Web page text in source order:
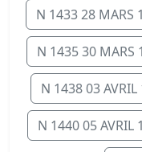
N 1433 28 MARS
N 1435 30 MARS
N 1438 03 AVRIL
N 1440 05 AVRIL